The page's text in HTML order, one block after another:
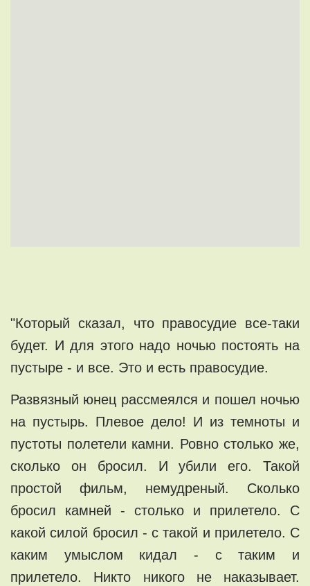
"Который сказал, что правосудие все-таки
будет. И для этого надо ночью постоять на
пустыре - и все. Это и есть правосудие.
Развязный юнец рассмеялся и пошел ночью
на пустырь. Плевое дело! И из темноты и
пустоты полетели камни. Ровно столько же,
сколько он бросил. И убили его. Такой
простой фильм, немудреный. Сколько
бросил камней - столько и прилетело. С
какой силой бросил - с такой и прилетело. С
каким умыслом кидал - с таким и
прилетело. Никто никого не наказывает.